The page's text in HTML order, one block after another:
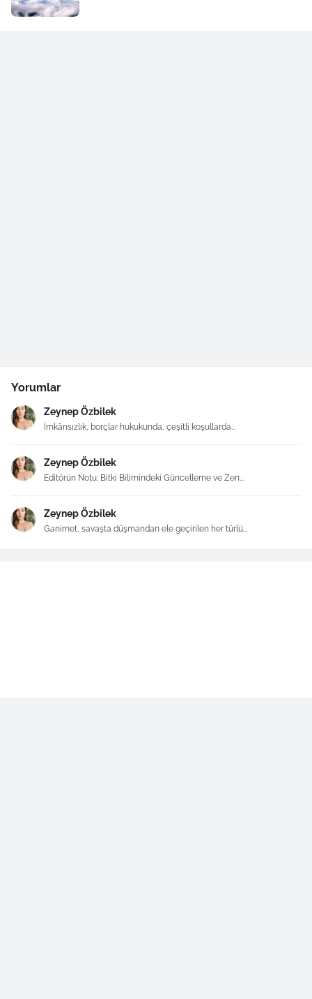
Yorumlar
Zeynep Özbilek
İmkânsızlık, borçlar hukukunda, çeşitli koşullarda...
Zeynep Özbilek
Editörün Notu: Bitki Bilimindeki Güncelleme ve Zen...
Zeynep Özbilek
Ganimet, savaşta düşmandan ele geçirilen her türlü...